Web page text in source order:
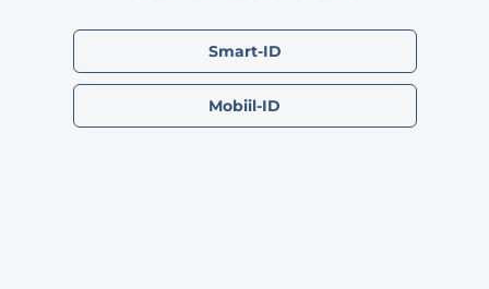
Smart-ID
Mobiil-ID